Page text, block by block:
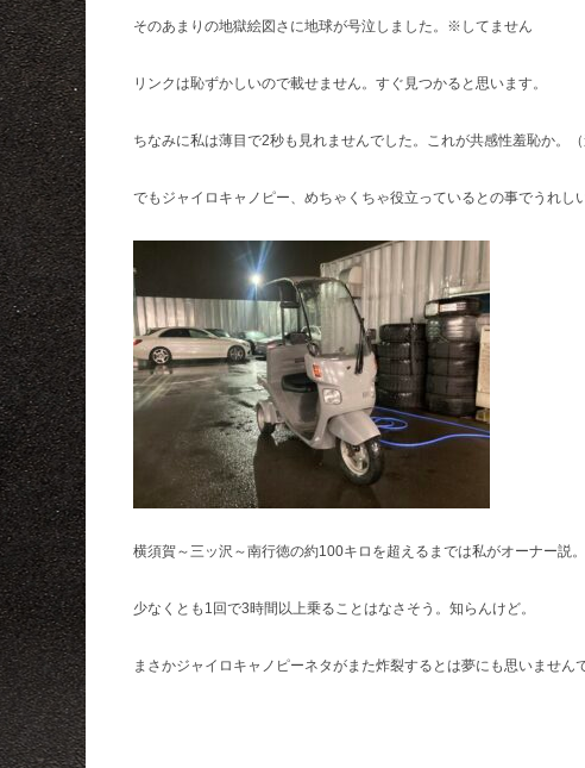
そのあまりの地獄絵図さに地球が号泣しました。※してません
リンクは恥ずかしいので載せません。すぐ見つかると思います。
ちなみに私は薄目で2秒も見れませんでした。これが共感性羞恥か。（
でもジャイロキャノピー、めちゃくちゃ役立っているとの事でうれし
横須賀～三ッ沢～南行徳の約100キロを超えるまでは私がオーナー説
少なくとも1回で3時間以上乗ることはなさそう。知らんけど。
まさかジャイロキャノピーネタがまた炸裂するとは夢にも思いません